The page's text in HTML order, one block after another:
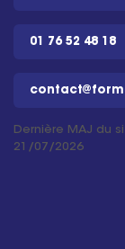
01 76 52 48 18
Dernière MAJ du
21/07/2026